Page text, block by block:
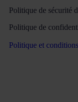
Politique de sécurité
Politique de
Politique et